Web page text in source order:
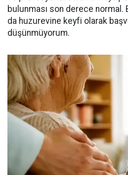
bulunması son derece normal.
da huzurevine keyfi olarak
düşünmüyorum.